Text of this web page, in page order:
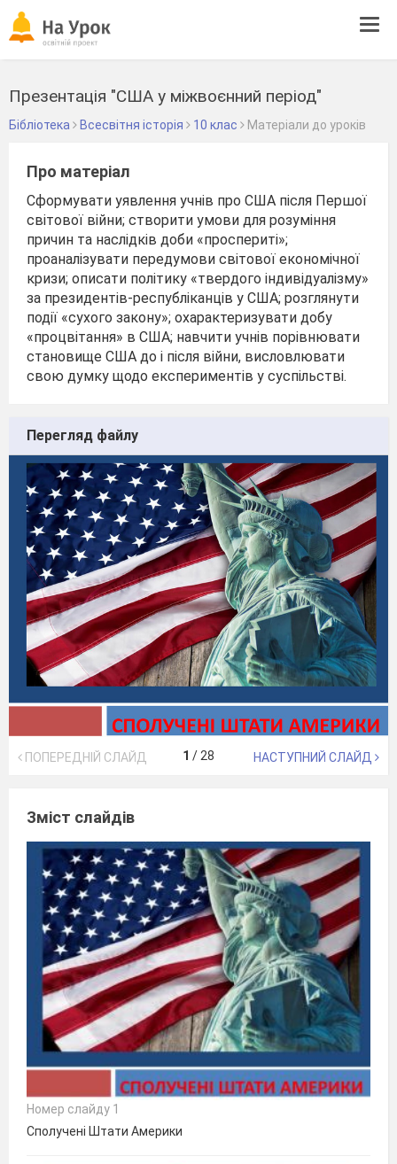
Презентація "США у міжвоєнний період"
Бібліотека Всесвітня історія 10 клас Матеріали до уроків
Про матеріал
Сформувати уявлення учнів про США після Першої
світової війни; створити умови для розуміння
причин та наслідків доби «проспериті»;
проаналізувати передумови світової економічної
кризи; описати політику «твердого індивідуалізму»
за президентів-республіканців у США; розглянути
події «сухого закону»; охарактеризувати добу
«процвітання» в США; навчити учнів порівнювати
становище США до і після війни, висловлювати
свою думку щодо експериментів у суспільстві.
Перегляд файлу
ПОПЕРЕДНІЙ СЛАЙД 1 / 28 НАСТУПНИЙ СЛАЙД
Зміст слайдів
Номер слайду 1
Сполучені Штати Америки